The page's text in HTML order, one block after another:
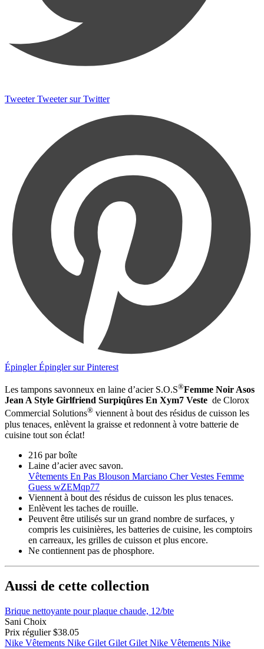
Tweeter Tweeter sur Twitter
Épingler Épingler sur Pinterest
Les tampons savonneux en laine d’acier S.O.S®Femme Noir Asos
Jean A Style Girlfriend Surpiqûres En Xym7 Veste de Clorox
Commercial Solutions® viennent à bout des résidus de cuisson les
plus tenaces, enlèvent la graisse et redonnent à votre batterie de
cuisine tout son éclat!
216 par boîte
Laine d’acier avec savon.
Vêtements En Pas Blouson Marciano Cher Vestes Femme
Guess wZEMqp77
Viennent à bout des résidus de cuisson les plus tenaces.
Enlèvent les taches de rouille.
Peuvent être utilisés sur un grand nombre de surfaces, y
compris les cuisinières, les batteries de cuisine, les comptoirs
en carreaux, les grilles de cuisson et plus encore.
Ne contiennent pas de phosphore.
Aussi de cette collection
Brique nettoyante pour plaque chaude, 12/bte
Sani Choix
Prix régulier$38.05
Nike Vêtements Nike Gilet Gilet Gilet Nike Vêtements Nike